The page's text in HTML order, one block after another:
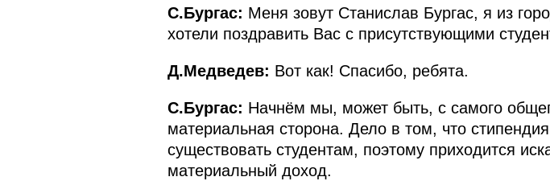
С.Бургас: Меня зовут Станислав Бургас, я из
хотели поздравить Вас с присутствующими
Д.Медведев: Вот как! Спасибо, ребята.
С.Бургас: Начнём мы, может быть, с самого
материальная сторона. Дело в том, что
существовать студентам, поэтому приходится
материальный доход.